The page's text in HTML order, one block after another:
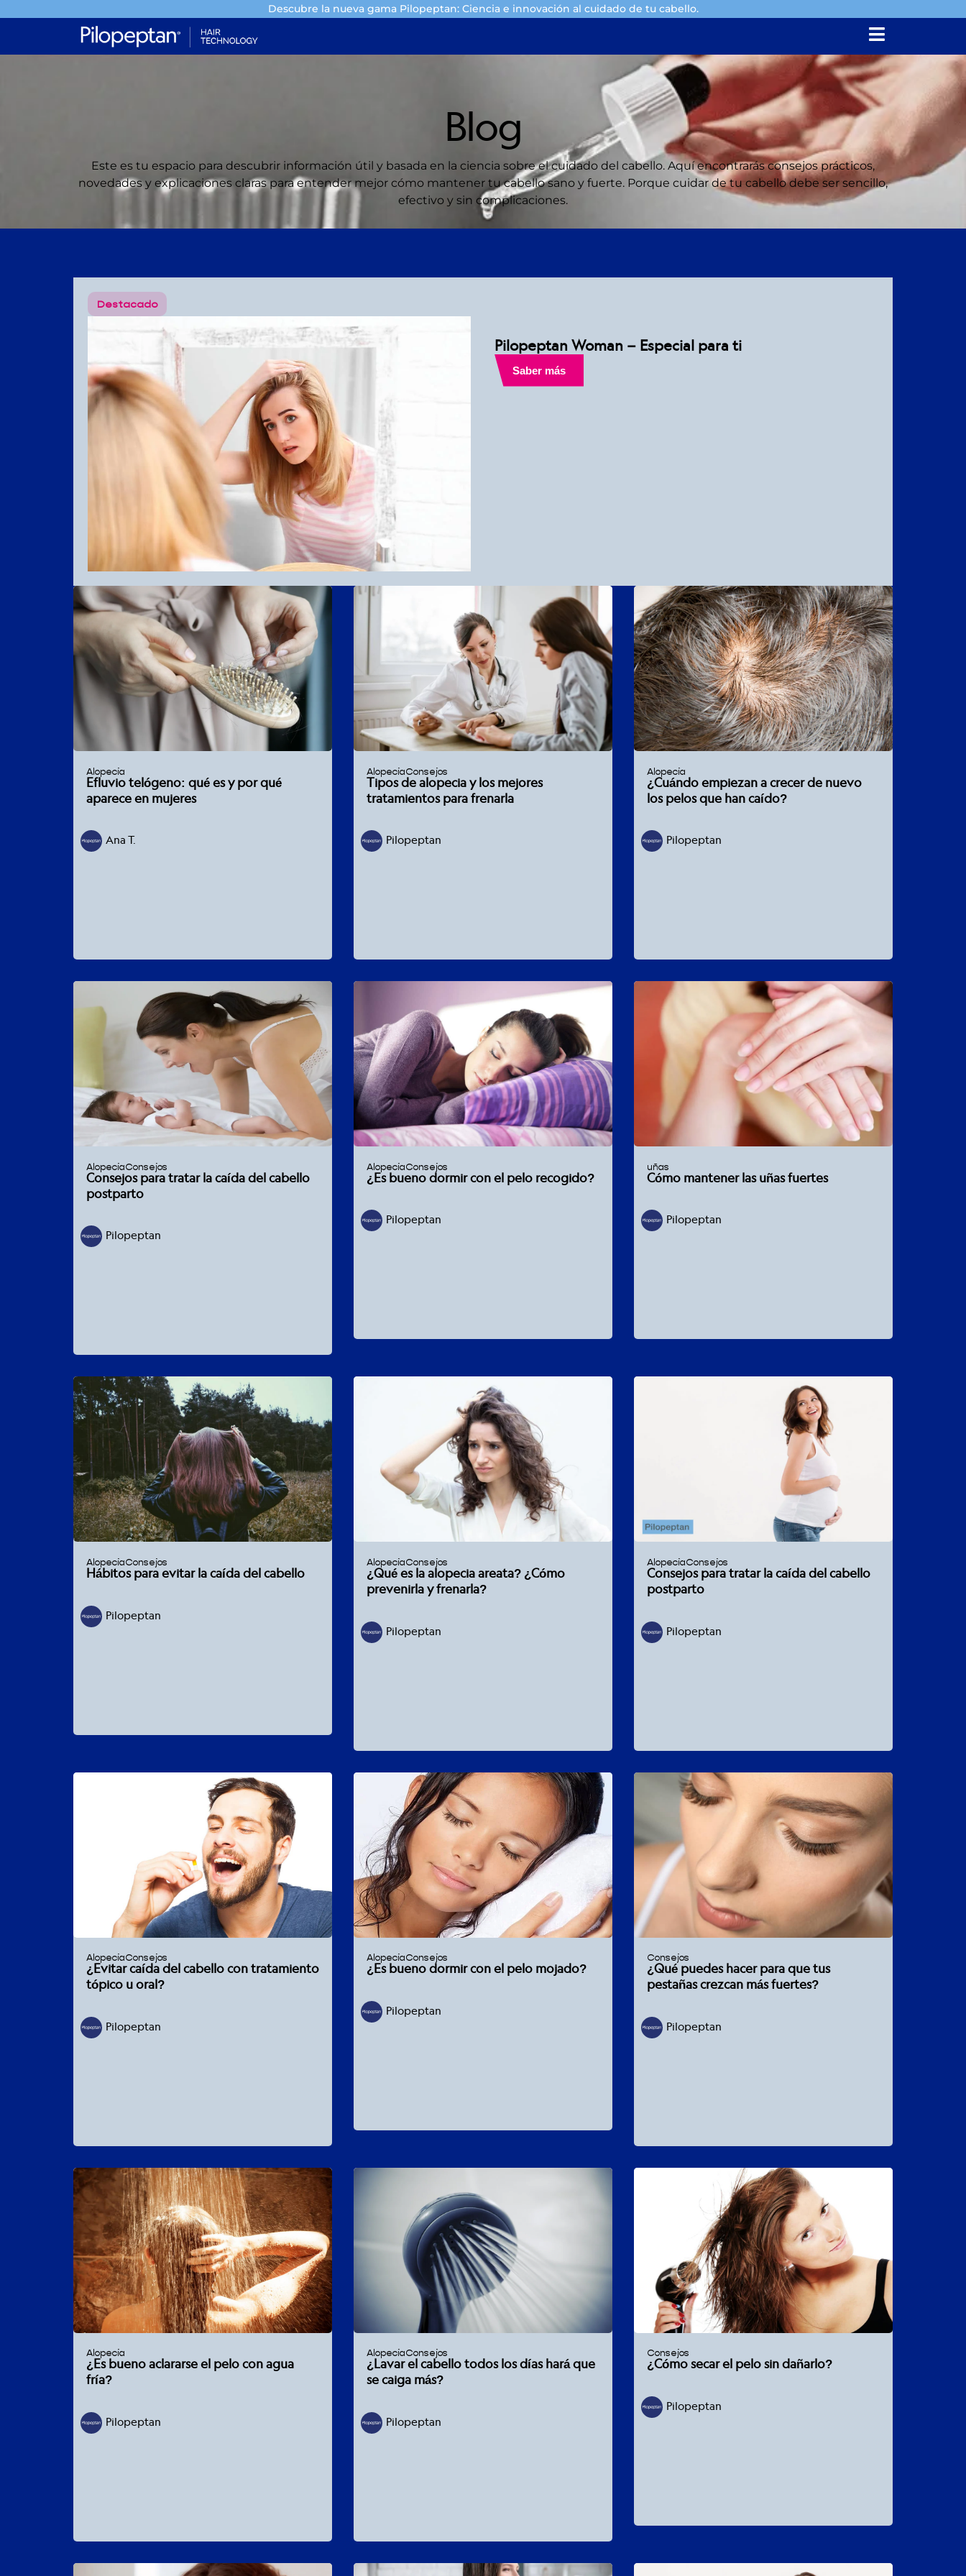
Descubre la nueva gama Pilopeptan: Ciencia e innovación al cuidado de tu cabello.
Blog
Este es tu espacio para descubrir información útil y basada en la ciencia sobre el cuidado del cabello. Aquí encontrarás consejos prácticos,
novedades y explicaciones claras para entender mejor cómo mantener tu cabello sano y fuerte. Porque cuidar de tu cabello debe ser sencillo,
efectivo y sin complicaciones.
Destacado
Pilopeptan Woman – Especial para ti
Saber más
Alopecia
Efluvio telógeno: qué es y por qué
aparece en mujeres
Ana T.
AlopeciaConsejos
Tipos de alopecia y los mejores
tratamientos para frenarla
Pilopeptan
Alopecia
¿Cuándo empiezan a crecer de nuevo
los pelos que han caído?
Pilopeptan
AlopeciaConsejos
Consejos para tratar la caída del cabello
postparto
Pilopeptan
AlopeciaConsejos
¿Es bueno dormir con el pelo recogido?
Pilopeptan
uñas
Cómo mantener las uñas fuertes
Pilopeptan
AlopeciaConsejos
Hábitos para evitar la caída del cabello
Pilopeptan
AlopeciaConsejos
¿Qué es la alopecia areata? ¿Cómo
prevenirla y frenarla?
Pilopeptan
AlopeciaConsejos
Consejos para tratar la caída del cabello
postparto
Pilopeptan
AlopeciaConsejos
¿Evitar caída del cabello con tratamiento
tópico u oral?
Pilopeptan
AlopeciaConsejos
¿Es bueno dormir con el pelo mojado?
Pilopeptan
Consejos
¿Qué puedes hacer para que tus
pestañas crezcan más fuertes?
Pilopeptan
Alopecia
¿Es bueno aclararse el pelo con agua
fría?
Pilopeptan
AlopeciaConsejos
¿Lavar el cabello todos los días hará que
se caiga más?
Pilopeptan
Consejos
¿Cómo secar el pelo sin dañarlo?
Pilopeptan